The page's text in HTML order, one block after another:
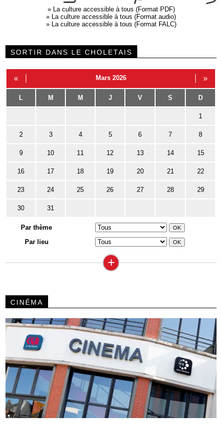
»
La culture accessible à tous (Format PDF)
»
La culture accessible à tous (Format audio)
»
La culture accessible à tous (Format FALC)
SORTIR DANS LE CHOLETAIS
« Mars 2026 »
L M M J V S D
1
2 3 4 5 6 7 8
9 10 11 12 13 14 15
16 17 18 19 20 21 22
23 24 25 26 27 28 29
30 31
Par thème
Par lieu
+
CINÉMA